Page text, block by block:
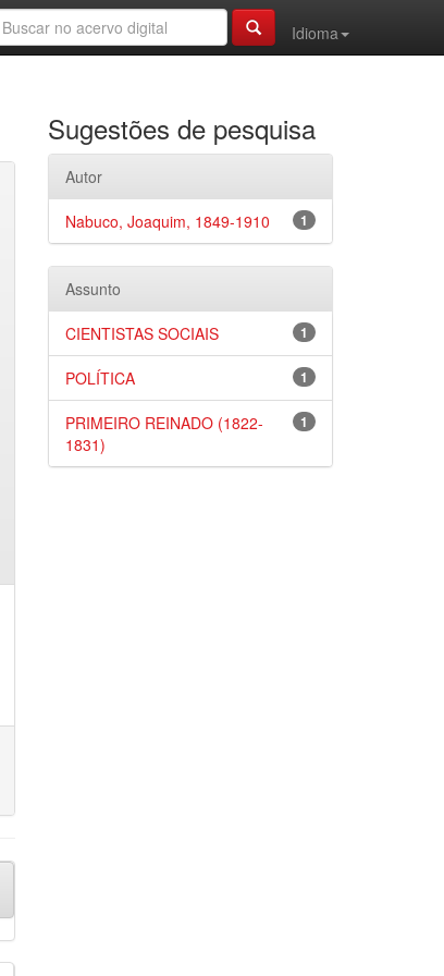
Idioma
Sugestões de pesquisa
Autor
1
Nabuco, Joaquim, 1849-1910
Assunto
1
CIENTISTAS SOCIAIS
1
POLÍTICA
1
PRIMEIRO REINADO (1822-
1831)